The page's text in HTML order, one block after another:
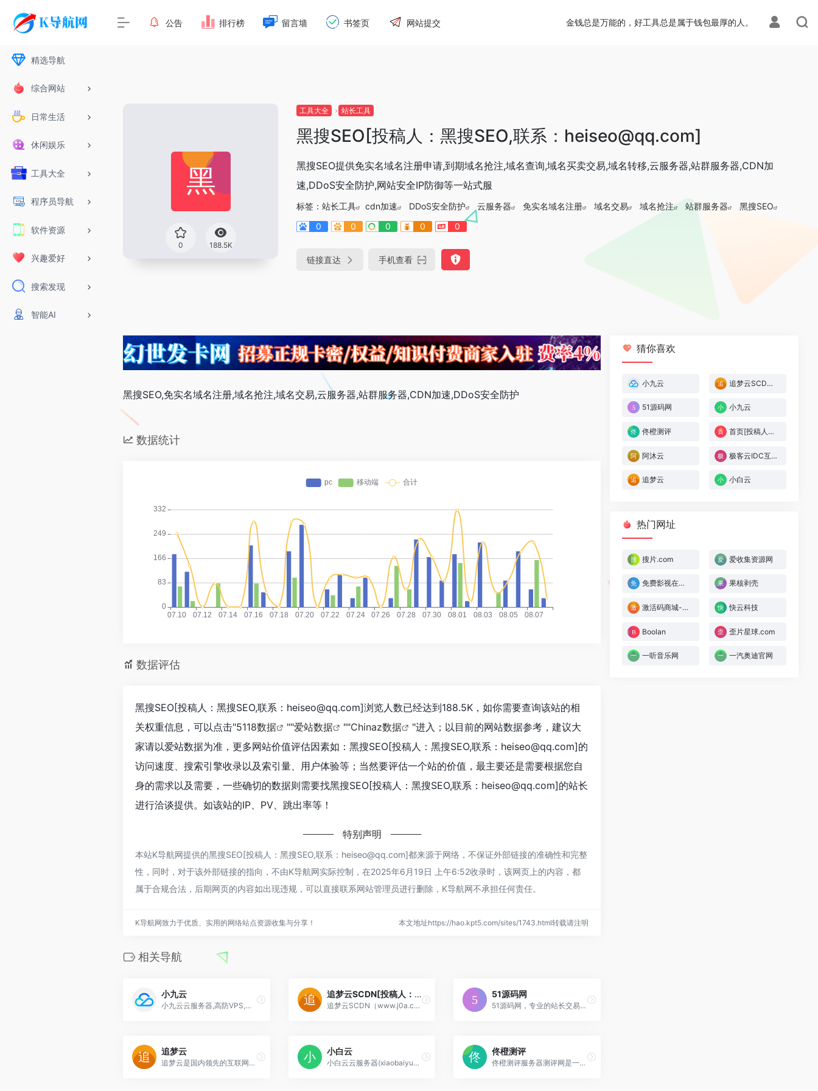
精选导航
综合网站
日常生活
休闲娱乐
工具大全
程序员导航
软件资源
兴趣爱好
搜索发现
智能AI
公告 排行榜 留言墙 书签页 网站提交 金钱总是万能的，好工具总是属于钱包最厚的人。
0 188.5K
工具大全 站长工具
黑搜SEO[投稿人：黑搜SEO,联系：heiseo@qq.com]
黑搜SEO提供免实名域名注册申请,到期域名抢注,域名查询,域名买卖交易,域名转移,云服务器,站群服务器,CDN加
速,DDoS安全防护,网站安全IP防御等一站式服
标签： 站长工具 cdn加速 DDoS安全防护 云服务器 免实名域名注册 域名交易 域名抢注 站群服务器
黑搜SEO
0
0 0 0 0
链接直达 手机查看
黑搜SEO,免实名域名注册,域名抢注,域名交易,云服务器,站群服务器,CDN加速,DDoS安全防护
数据统计
数据评估
黑搜SEO[投稿人：黑搜SEO,联系：heiseo@qq.com]浏览人数已经达到188.5K，如你需要查询该站的相
关权重信息，可以点击"5118数据 ""爱站数据 ""Chinaz数据
"进入；以目前的网站数据参考，建议大
家请以爱站数据为准，更多网站价值评估因素如：黑搜SEO[投稿人：黑搜SEO,联系：heiseo@qq.com]的
访问速度、搜索引擎收录以及索引量、用户体验等；当然要评估一个站的价值，最主要还是需要根据您自
身的需求以及需要，一些确切的数据则需要找黑搜SEO[投稿人：黑搜SEO,联系：heiseo@qq.com]的站长
进行洽谈提供。如该站的IP、PV、跳出率等！
特别声明
本站K导航网提供的黑搜SEO[投稿人：黑搜SEO,联系：heiseo@qq.com]都来源于网络，不保证外部链接的准确性和完整
性，同时，对于该外部链接的指向，不由K导航网实际控制，在2025年6月19日 上午6:52收录时，该网页上的内容，都
属于合规合法，后期网页的内容如出现违规，可以直接联系网站管理员进行删除，K导航网不承担任何责任。
K导航网致力于优质、实用的网络站点资源收集与分享！ 本文地址https://hao.kpt5.com/sites/1743.html转载请注明
相关导航
小九云
小九云云服务器,高防VPS,高防VPS云主机,高防云服务器,高防虚拟主机,高防空间,高防服务器,高防服务器租用,高防服务器托管,网站加速,CDN,高防CDN,CDN加速,CDN防护等,是一家大型专业的云服务提供平台
追梦云SCDN[投稿人：追梦云,联系：zmywangluo@qq.com]
追梦云SCDN（www.j0a.cn）为您提供集速度与安全于一体的高防CDN加速服务。我们不仅大幅提升网站、图片、视频等资源的全球访问速度，更内置强大的Web应
51源码网
51源码网，专业的站长交易平台，提供各类优质的网站源码交易、网站交易、域名交易等服务。我们拥有丰富的营销工具和网络推广资源，助您实现网站的增值与利润最大化。在这里，您可以找到您需要的一切，无论是开发新网站还是购买已有网站，都能得到满意的结果。立即加入51源码网，让您的网站更上一层楼！
追梦云
追梦云是国内领先的互联网业务平台服务提供商。公司专注为用户提供低价高性能云计算产品，致力于云计算应用的易用性开发，并引导云计算在国内普及。面向全球客户提供基于云
小白云
小白云云服务器(xiaobaiyun.cn),江苏白猿网络科技有限公司旗下云计算平台,有高防VPS,高防VPS云主机,高防云服务器,高防虚拟主机,高防空间
佟橙测评
佟橙测评服务器测评网是一款优秀的测评工具，可以快速评估服务器的性能和稳定性。该测评网站提供了全面的测试项目，如CPU、内存、磁盘、网络等，通过不同的测试项目，用
猜你喜欢
小九云 追梦云SCDN[投稿人：追梦云,联系：zmywangluo@qq.com]
51源码网 小九云
佟橙测评 首页[投稿人：逍遥,联系：2701629179@qq.com]
阿沐云 极客云IDC互联
追梦云 小白云
热门网址
搜片.com 爱收集资源网
免费影视在线观看 果核剥壳
激活码商城-自动发卡商城 快云科技
Boolan 歪片星球.com
一听音乐网 一汽奥迪官网